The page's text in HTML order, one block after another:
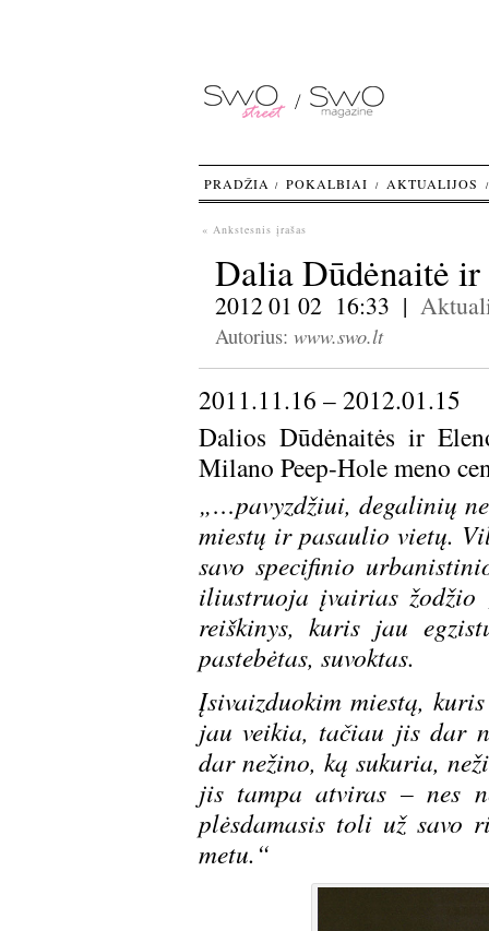
« Ankstesnis įrašas
Dalia Dūdėnaitė
2012 01 02 16:33 |
Autorius: www.swo.lt
2011.11.16 – 2012.01.15
Dalios Dūdėnaitės ir
Milano Peep-Hole meno
„…pavyzdžiui, degalinių
miestų ir pasaulio vietų.
savo specifinio
iliustruoja įvairias žodžio
reiškinys, kuris jau
pastebėtas, suvoktas.
Įsivaizduokim miestą,
jau veikia, tačiau jis dar
dar nežino, ką sukuria,
jis tampa atviras – nes
plėsdamasis toli už savo
metu.“
PRADŽIA POKALBIAI AKTUALIJOS